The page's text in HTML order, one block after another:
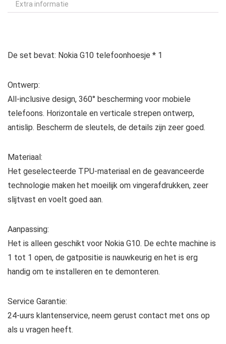
Extra informatie
De set bevat: Nokia G10 telefoonhoesje * 1
Ontwerp:
All-inclusive design, 360° bescherming voor mobiele
telefoons. Horizontale en verticale strepen ontwerp,
antislip. Bescherm de sleutels, de details zijn zeer goed.
Materiaal:
Het geselecteerde TPU-materiaal en de geavanceerde
technologie maken het moeilijk om vingerafdrukken, zeer
slijtvast en voelt goed aan.
Aanpassing:
Het is alleen geschikt voor Nokia G10. De echte machine is
1 tot 1 open, de gatpositie is nauwkeurig en het is erg
handig om te installeren en te demonteren.
Service Garantie:
24-uurs klantenservice, neem gerust contact met ons op
als u vragen heeft.